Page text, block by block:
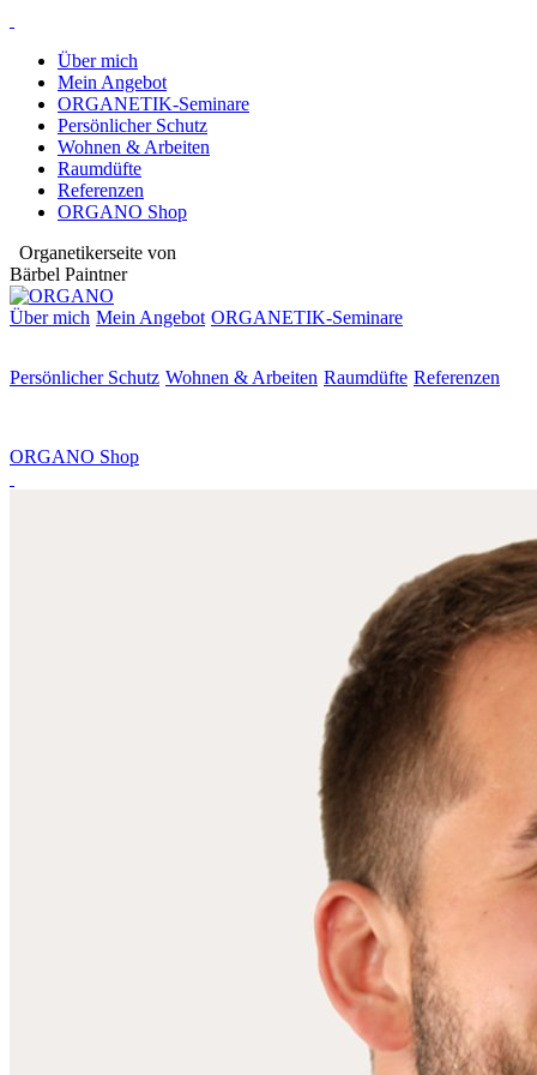
Über mich
Mein Angebot
ORGANETIK-Seminare
Persönlicher Schutz
Wohnen & Arbeiten
Raumdüfte
Referenzen
ORGANO Shop
Organetikerseite von
Bärbel Paintner
Über mich Mein Angebot ORGANETIK-Seminare
Persönlicher Schutz Wohnen & Arbeiten Raumdüfte Referenzen
ORGANO Shop